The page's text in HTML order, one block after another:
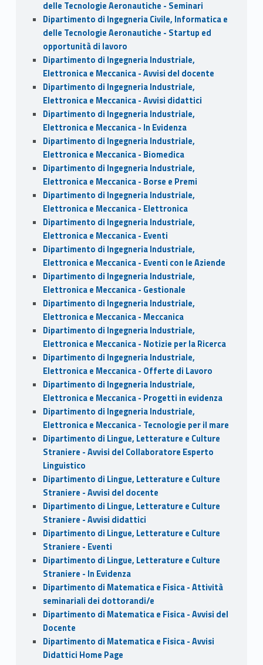
delle Tecnologie Aeronautiche - Seminari
Dipartimento di Ingegneria Civile, Informatica e
delle Tecnologie Aeronautiche - Startup ed
opportunità di lavoro
Dipartimento di Ingegneria Industriale,
Elettronica e Meccanica - Avvisi del docente
Dipartimento di Ingegneria Industriale,
Elettronica e Meccanica - Avvisi didattici
Dipartimento di Ingegneria Industriale,
Elettronica e Meccanica - In Evidenza
Dipartimento di Ingegneria Industriale,
Elettronica e Meccanica - Biomedica
Dipartimento di Ingegneria Industriale,
Elettronica e Meccanica - Borse e Premi
Dipartimento di Ingegneria Industriale,
Elettronica e Meccanica - Elettronica
Dipartimento di Ingegneria Industriale,
Elettronica e Meccanica - Eventi
Dipartimento di Ingegneria Industriale,
Elettronica e Meccanica - Eventi con le Aziende
Dipartimento di Ingegneria Industriale,
Elettronica e Meccanica - Gestionale
Dipartimento di Ingegneria Industriale,
Elettronica e Meccanica - Meccanica
Dipartimento di Ingegneria Industriale,
Elettronica e Meccanica - Notizie per la Ricerca
Dipartimento di Ingegneria Industriale,
Elettronica e Meccanica - Offerte di Lavoro
Dipartimento di Ingegneria Industriale,
Elettronica e Meccanica - Progetti in evidenza
Dipartimento di Ingegneria Industriale,
Elettronica e Meccanica - Tecnologie per il mare
Dipartimento di Lingue, Letterature e Culture
Straniere - Avvisi del Collaboratore Esperto
Linguistico
Dipartimento di Lingue, Letterature e Culture
Straniere - Avvisi del docente
Dipartimento di Lingue, Letterature e Culture
Straniere - Avvisi didattici
Dipartimento di Lingue, Letterature e Culture
Straniere - Eventi
Dipartimento di Lingue, Letterature e Culture
Straniere - In Evidenza
Dipartimento di Matematica e Fisica - Attività
seminariali dei dottorandi/e
Dipartimento di Matematica e Fisica - Avvisi del
Docente
Dipartimento di Matematica e Fisica - Avvisi
Didattici Home Page